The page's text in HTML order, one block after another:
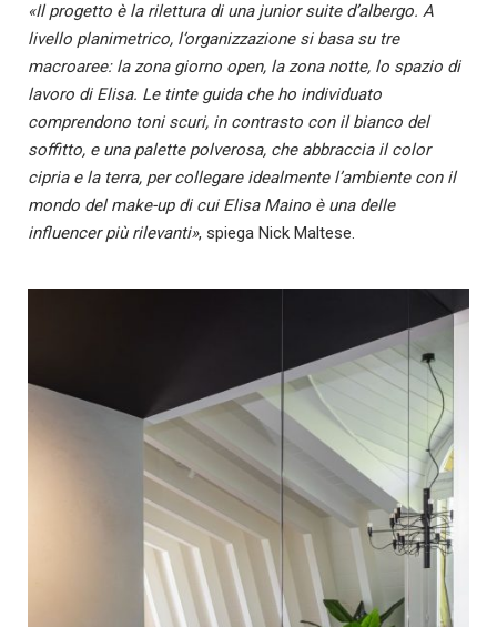
«Il progetto è la rilettura di una junior suite d’albergo. A
livello planimetrico, l’organizzazione si basa su tre
macroaree: la zona giorno open, la zona notte, lo spazio di
lavoro di Elisa. Le tinte guida che ho individuato
comprendono toni scuri, in contrasto con il bianco del
soffitto, e una palette polverosa, che abbraccia il color
cipria e la terra, per collegare idealmente l’ambiente con il
mondo del make-up di cui Elisa Maino è una delle
influencer più rilevanti», spiega Nick Maltese.